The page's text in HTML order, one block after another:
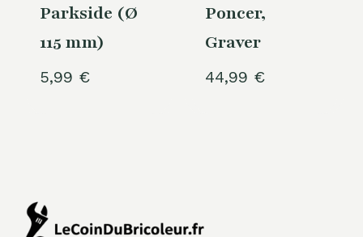
Parkside (Ø
115 mm)
5,99 €
Poncer,
Graver
44,99 €